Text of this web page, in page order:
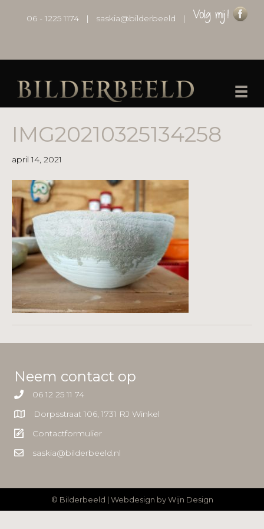
06 - 1225 1174 | saskia@bilderbeeld |
IMG20210325134258
april 14, 2021
Neem contact op
06 12 25 11 74
Dorpsstraat 106, 1731 RJ Winkel
Contactformulier
saskia@bilderbeeld.nl
© Bilderbeeld | Webdesign byWijn Design